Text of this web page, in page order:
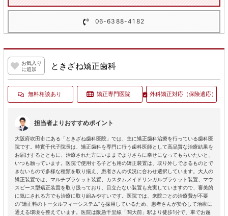
06-6388-4182
お気入り
に追加
ときざね矯正歯科
無料相談あり 矯正専門医院 外科矯正対応 （保険適応）
担当者よりおすすめポイント
大阪府吹田市にある「ときざね歯科医院」では、主に矯正歯科治療を行っている歯科医
院です。時實千代子院長は、矯正歯科を専門に行う歯科医師として高品質な治療結果を
お届けするとともに、治療された方にいままでよりさらに幸せになってもらいたいと、
いつも願っています。医院で使用する子ども用の矯正装置は、取り外しできるものとで
きないもので多様な種類を取り揃え、患者さんの状況に合わせ選択しています。大人の
矯正装置では、マルチブラケット装置、カスタムメイドリンガルブラケット装置、マウ
スピース型矯正装置を取り扱っており、目立たない装置も充実していますので、審美的
に気にされる方でも治療に取り組みやすいです。医院では、来院ごとの治療費が不要
の“矯正料のトータルフィーシステム”を採用しているため、患者さんが安心して治療に
通える環境を整えています。医院は阪急千里線「関大前」駅より徒歩1分で、車でお越